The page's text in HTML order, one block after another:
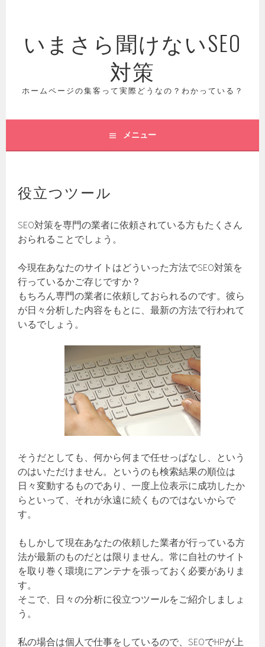
ッ
いまさら聞けないSEO
対策
ホームページの集客って実際どうなの？わかっている？
メニュー
役立つツール
SEO対策を専門の業者に依頼されている方もたくさん
おられることでしょう。
今現在あなたのサイトはどういった方法でSEO対策を
行っているかご存じですか？
もちろん専門の業者に依頼しておられるのです。彼ら
が日々分析した内容をもとに、最新の方法で行われて
いるでしょう。
そうだとしても、何から何まで任せっぱなし、という
のはいただけません。というのも検索結果の順位は
日々変動するものであり、一度上位表示に成功したか
らといって、それが永遠に続くものではないからで
す。
もしかして現在あなたの依頼した業者が行っている方
法が最新のものだとは限りません。常に自社のサイト
を取り巻く環境にアンテナを張っておく必要がありま
す。
そこで、日々の分析に役立つツールをご紹介しましょ
う。
私の場合は個人で仕事をしているので、SEOでHPが上